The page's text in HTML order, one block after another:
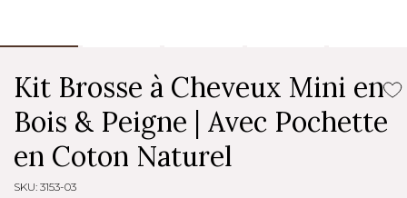
Kit Brosse à Cheveux Mini en
Bois & Peigne | Avec Pochette
en Coton Naturel
SKU: 3153-03